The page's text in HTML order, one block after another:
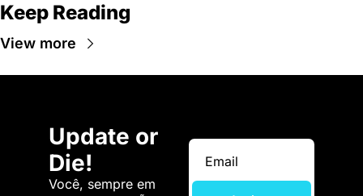
Keep Reading
View more
Update or
Die!
Você, sempre em